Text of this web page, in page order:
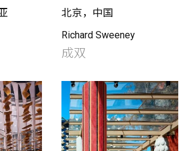
北京，中国
Richard Sweeney
成双